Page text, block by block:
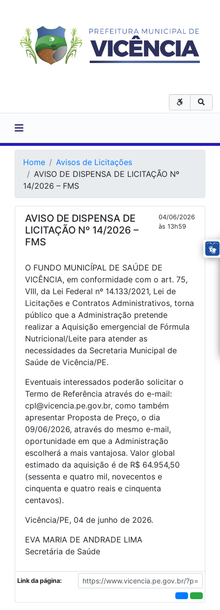
Home
Avisos de Licitações
AVISO DE DISPENSA DE LICITAÇÃO Nº
14/2026 – FMS
AVISO DE DISPENSA DE
LICITAÇÃO Nº 14/2026 –
FMS
04/06/2026
às 13h59
O FUNDO MUNICÍPAL DE SAÚDE DE
VICÊNCIA, em conformidade com o art. 75,
VIII, da Lei Federal nº 14.133/2021, Lei de
Licitações e Contratos Administrativos, torna
público que a Administração pretende
realizar a Aquisição emergencial de Fórmula
Nutricional/Leite para atender as
necessidades da Secretaria Municipal de
Saúde de Vicência/PE.
Eventuais interessados poderão solicitar o
Termo de Referência através do e-mail:
cpl@vicencia.pe.gov.br, como também
apresentar Proposta de Preço, o dia
09/06/2026, através do mesmo e-mail,
oportunidade em que a Administração
escolherá a mais vantajosa. Valor global
estimado da aquisição é de R$ 64.954,50
(sessenta e quatro mil, novecentos e
cinquenta e quatro reais e cinquenta
centavos).
Vicência/PE, 04 de junho de 2026.
EVA MARIA DE ANDRADE LIMA
Secretária de Saúde
Link da página: